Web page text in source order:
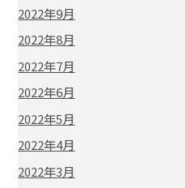
2022年9月
2022年8月
2022年7月
2022年6月
2022年5月
2022年4月
2022年3月